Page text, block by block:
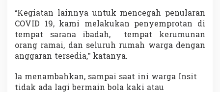
a
n
S
e
h
,
“Kegiatan lainnya untuk mencegah penularan
COVID 19, kami melakukan penyemprotan di
tempat sarana ibadah, tempat kerumunan
orang ramai, dan seluruh rumah warga dengan
anggaran tersedia,” katanya.
Ia menambahkan, sampai saat ini warga Insit
tidak ada lagi bermain bola kaki atau